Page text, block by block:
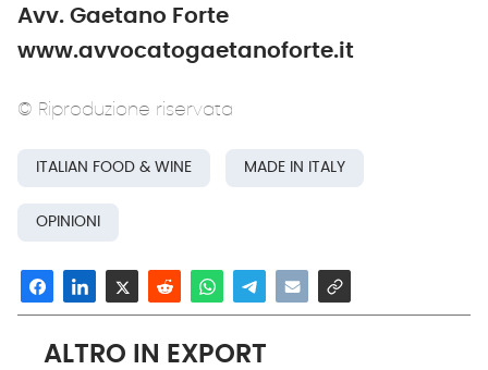
Avv. Gaetano Forte
www.avvocatogaetanoforte.it
© Riproduzione riservata
ITALIAN FOOD & WINE MADE IN ITALY
OPINIONI
ALTRO IN EXPORT